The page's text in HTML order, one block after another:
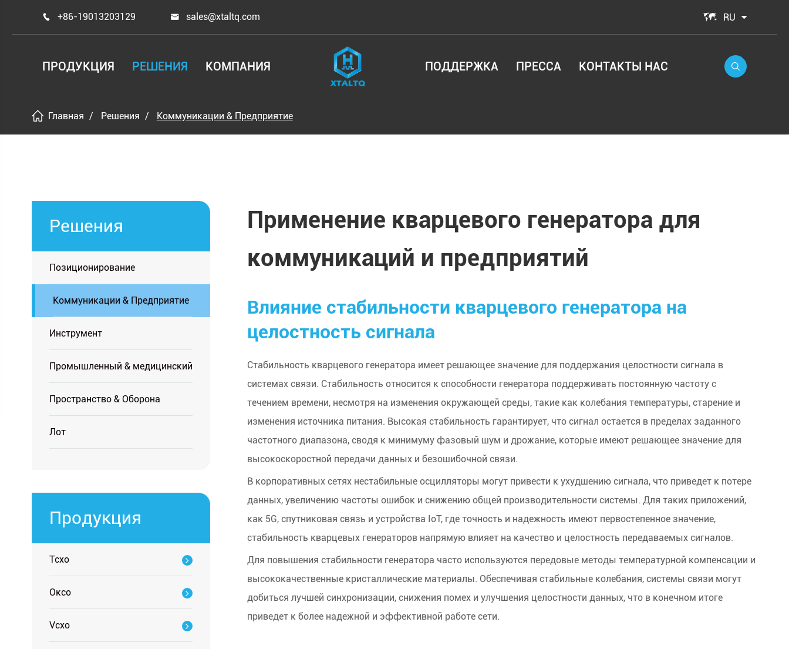
 +86-19013203129  sales@xtaltq.com  RU
ПРОДУКЦИЯ РЕШЕНИЯ КОМПАНИЯ ПОДДЕРЖКА ПРЕССА КОНТАКТЫ НАС 
Главная Решения Коммуникации & Предприятие
Решения
Позиционирование
Коммуникации & Предприятие
Инструмент
Промышленный & медицинский
Пространство & Оборона
Лот
Продукция
Tcxo
Оксо
Vcxo
Применение кварцевого генератора для
коммуникаций и предприятий
Влияние стабильности кварцевого генератора на
целостность сигнала
Стабильность кварцевого генератора имеет решающее значение для поддержания целостности сигнала в
системах связи. Стабильность относится к способности генератора поддерживать постоянную частоту с
течением времени, несмотря на изменения окружающей среды, такие как колебания температуры, старение и
изменения источника питания. Высокая стабильность гарантирует, что сигнал остается в пределах заданного
частотного диапазона, сводя к минимуму фазовый шум и дрожание, которые имеют решающее значение для
высокоскоростной передачи данных и безошибочной связи.
В корпоративных сетях нестабильные осцилляторы могут привести к ухудшению сигнала, что приведет к потере
данных, увеличению частоты ошибок и снижению общей производительности системы. Для таких приложений,
как 5G, спутниковая связь и устройства IoT, где точность и надежность имеют первостепенное значение,
стабильность кварцевых генераторов напрямую влияет на качество и целостность передаваемых сигналов.
Для повышения стабильности генератора часто используются передовые методы температурной компенсации и
высококачественные кристаллические материалы. Обеспечивая стабильные колебания, системы связи могут
добиться лучшей синхронизации, снижения помех и улучшения целостности данных, что в конечном итоге
приведет к более надежной и эффективной работе сети.